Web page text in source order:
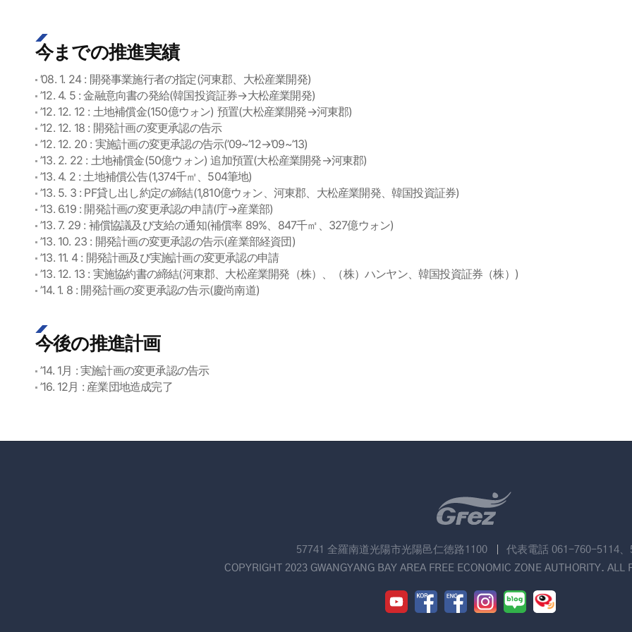
今までの推進実績
’08. 1. 24 : 開発事業施行者の指定(河東郡、大松産業開発)
’12. 4. 5 : 金融意向書の発給(韓国投資証券→大松産業開発)
’12. 12. 12 : 土地補償金(150億ウォン) 預置(大松産業開発→河東郡)
’12. 12. 18 : 開発計画の変更承認の告示
’12. 12. 20 : 実施計画の変更承認の告示(’09~’12→’09~’13)
’13. 2. 22 : 土地補償金(50億ウォン) 追加預置(大松産業開発→河東郡)
’13. 4. 2 : 土地補償公告(1,374千㎡、504筆地)
’13. 5. 3 : PF貸し出し約定の締結(1,810億ウォン、河東郡、大松産業開発、韓国投資証券)
’13. 6.19 : 開発計画の変更承認の申請(庁→産業部)
’13. 7. 29 : 補償協議及び支給の通知(補償率 89%、847千㎡、327億ウォン)
’13. 10. 23 : 開発計画の変更承認の告示(産業部経資団)
’13. 11. 4 : 開発計画及び実施計画の変更承認の申請
’13. 12. 13 : 実施協約書の締結(河東郡、大松産業開発（株）、（株）ハンヤン、韓国投資証券（株）)
’14. 1. 8 : 開発計画の変更承認の告示(慶尚南道)
今後の推進計画
’14. 1月 : 実施計画の変更承認の告示
’16. 12月 : 産業団地造成完了
57741 全羅南道光陽市光陽邑仁徳路1100
代表電話 061-760-5114、
COPYRIGHT 2023 GWANGYANG BAY AREA FREE ECONOMIC ZONE AUTHORITY. ALL